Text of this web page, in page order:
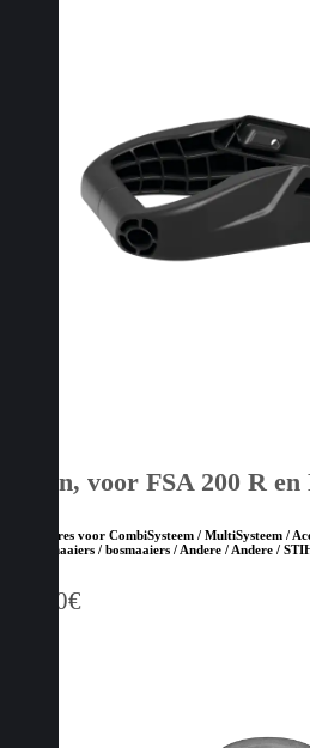
Steun, voor FSA 200 R
Accessoires voor CombiSysteem / MultiSysteem /
kantenmaaiers / bosmaaiers / Andere / Andere /
35,00€